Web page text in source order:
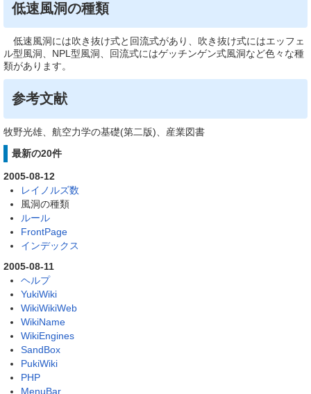
低速風洞の種類
低速風洞には吹き抜け式と回流式があり、吹き抜け式にはエッフェ
ル型風洞、NPL型風洞、回流式にはゲッチンゲン式風洞など色々な種
類があります。
参考文献
牧野光雄、航空力学の基礎(第二版)、産業図書
最新の20件
2005-08-12
レイノルズ数
風洞の種類
ルール
FrontPage
インデックス
2005-08-11
ヘルプ
YukiWiki
WikiWikiWeb
WikiName
WikiEngines
SandBox
PukiWiki
PHP
MenuBar